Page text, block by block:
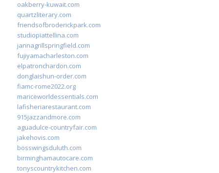
oakberry-kuwait.com
quartzliterary.com
friendsofbroderickpark.com
studiopiattellina.com
jannagrillspringfield.com
fujiyamacharleston.com
elpatronchardon.com
donglaishun-order.com
fiamc-rome2022.org
mariceworldessentials.com
lafisheriarestaurant.com
915jazzandmore.com
aguadulce-countryfair.com
jakehovis.com
bosswingsduluth.com
birminghamautocare.com
tonyscountrykitchen.com